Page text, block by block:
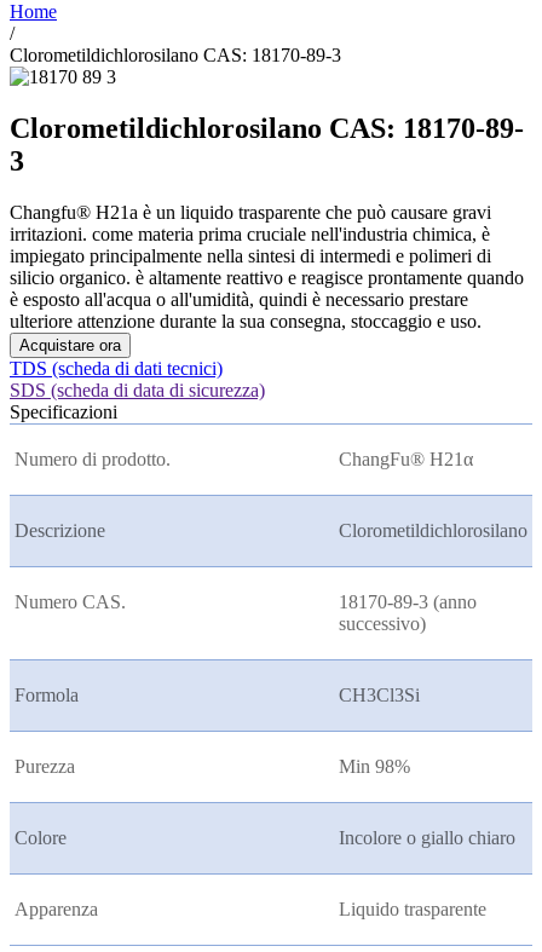
Home
/
Clorometildichlorosilano CAS: 18170-89-3
Clorometildichlorosilano CAS: 18170-89-
3
Changfu® H21a è un liquido trasparente che può causare gravi
irritazioni. come materia prima cruciale nell'industria chimica, è
impiegato principalmente nella sintesi di intermedi e polimeri di
silicio organico. è altamente reattivo e reagisce prontamente quando
è esposto all'acqua o all'umidità, quindi è necessario prestare
ulteriore attenzione durante la sua consegna, stoccaggio e uso.
Acquistare ora
TDS (scheda di dati tecnici)
SDS (scheda di data di sicurezza)
Specificazioni
Numero di prodotto. ChangFu® H21α
Descrizione Clorometildichlorosilano
Numero CAS.
18170-89-3 (anno
successivo)
Formola CH3Cl3Si
Purezza Min 98%
Colore Incolore o giallo chiaro
Apparenza Liquido trasparente